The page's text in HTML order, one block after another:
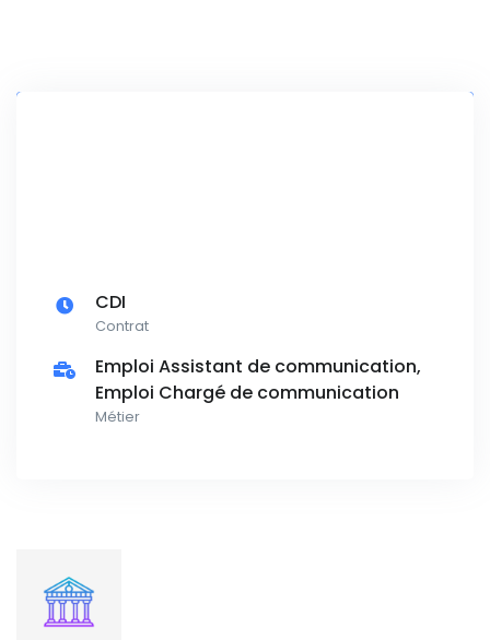
CDI
Contrat
Emploi Assistant de communication,
Emploi Chargé de communication
Métier